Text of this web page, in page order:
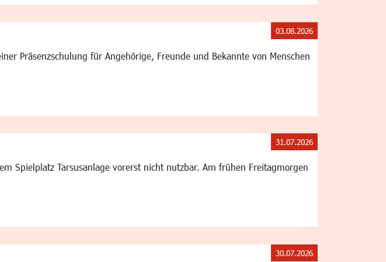
Präsenzschulung für Angehörige, Freunde und Bekannte von Menschen
03.08.2026
Spielplatz Tarsusanlage vorerst nicht nutzbar. Am frühen Freitagmorgen
31.07.2026
30.07.2026